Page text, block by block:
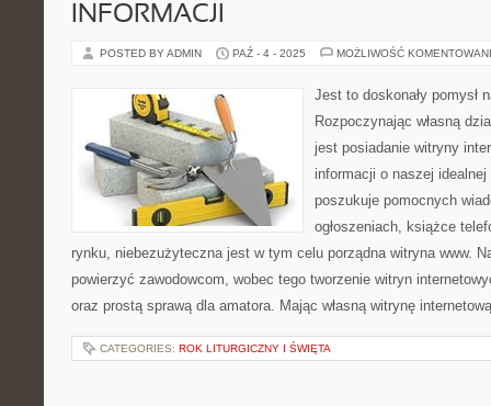
INFORMACJI
POSTED BY ADMIN PAŹ - 4 - 2025 MOŻLIWOŚĆ
Jest to doskonały pomysł
Rozpoczynając własną
jest posiadanie witryny
informacji o naszej
poszukuje pomocnych
ogłoszeniach, książce
rynku, niebezużyteczna jest w tym celu porządna witryna www.
powierzyć zawodowcom, wobec tego tworzenie witryn
oraz prostą sprawą dla amatora. Mając własną witrynę
CATEGORIES: ROK LITURGICZNY I ŚWIĘTA